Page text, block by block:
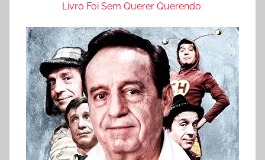
Livro Foi Sem Querer Querendo: